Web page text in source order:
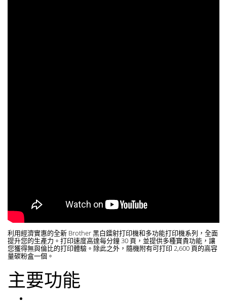
利用經濟實惠的全新 Brother 黑白鐳射打印機和多功能打印機系列，全面
提升您的生產力。打印速度高達每分鐘 30 頁，並提供多種寶貴功能，讓
您獲得無與倫比的打印體驗。除此之外，隨機附有可打印 2,600 頁的高容
量碳粉盒一個。
主要功能